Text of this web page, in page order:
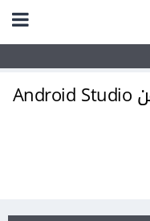
ما الفرق بين كل من Android Studio